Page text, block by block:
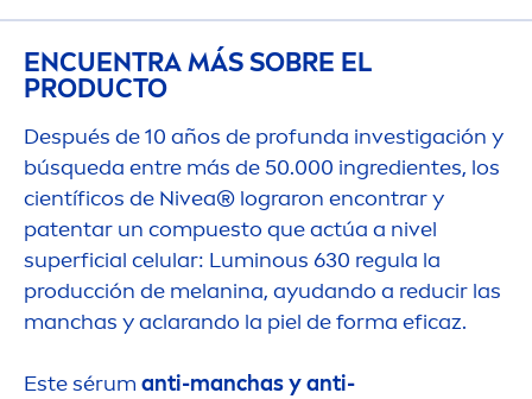
ENCUENTRA MÁS SOBRE EL
PRODUCTO
Después de 10 años de profunda investigación y
búsqueda entre más de 50.000 ingredientes, los
científicos de Nivea® lograron encontrar y
patentar un compuesto que actúa a nivel
superficial celular: Luminous 630 regula la
producción de melanina, ayudando a reducir las
manchas y aclarando la piel de forma eficaz.
Este sérum anti-manchas y anti-